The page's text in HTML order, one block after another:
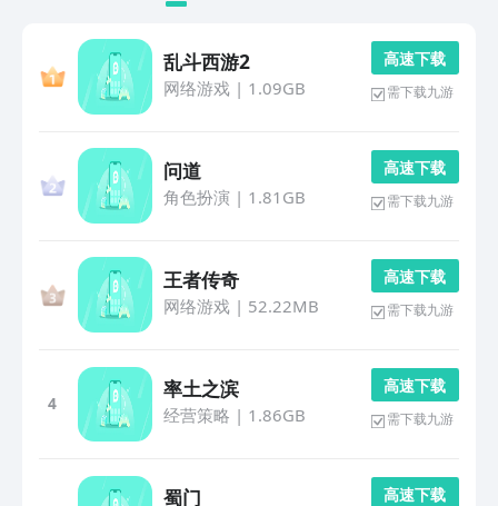
乱斗西游2
网络游戏| 1.09GB
高 速 下 载
需下载九游
问道
角色扮演 | 1.81GB
高 速 下 载
需下载九游
王者传奇
网络游戏| 52.22MB
高 速 下 载
需下载九游
4
率土之滨
经营策略 | 1.86GB
高 速 下 载
需下载九游
蜀门 高 速 下 载